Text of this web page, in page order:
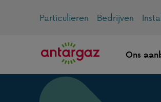
Particulieren Bedrijven
Ons